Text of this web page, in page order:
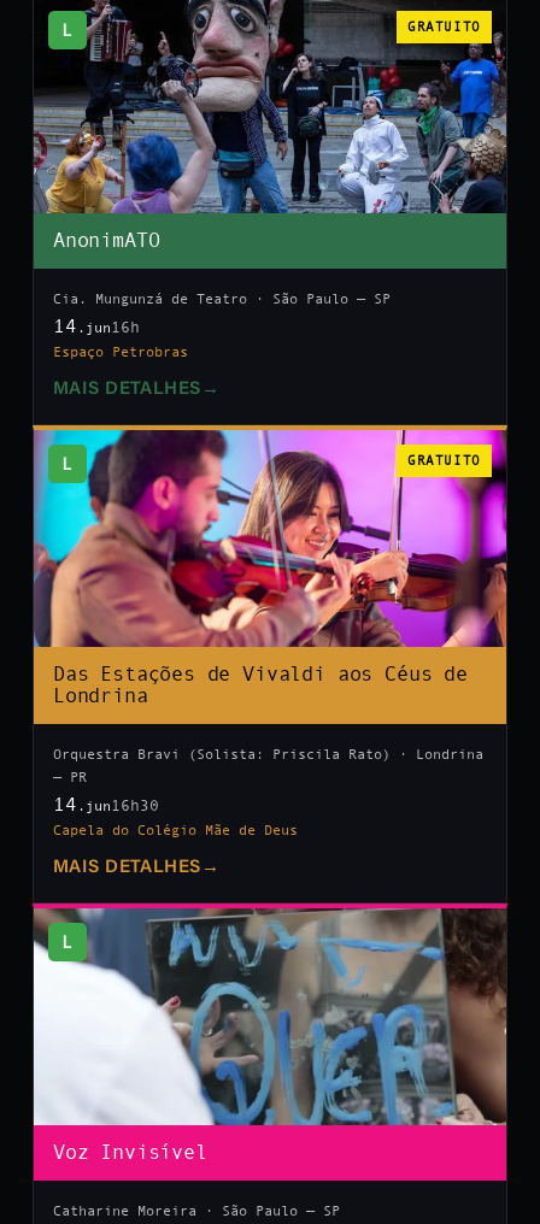
L GRATUITO
AnonimATO
Cia. Mungunzá de Teatro · São Paulo — SP
14 .jun 16h
Espaço Petrobras
MAIS DETALHES →
L GRATUITO
Das Estações de Vivaldi aos Céus de
Londrina
Orquestra Bravi (Solista: Priscila Rato) · Londrina
— PR
14 .jun 16h30
Capela do Colégio Mãe de Deus
MAIS DETALHES →
L
Voz Invisível
Catharine Moreira · São Paulo — SP